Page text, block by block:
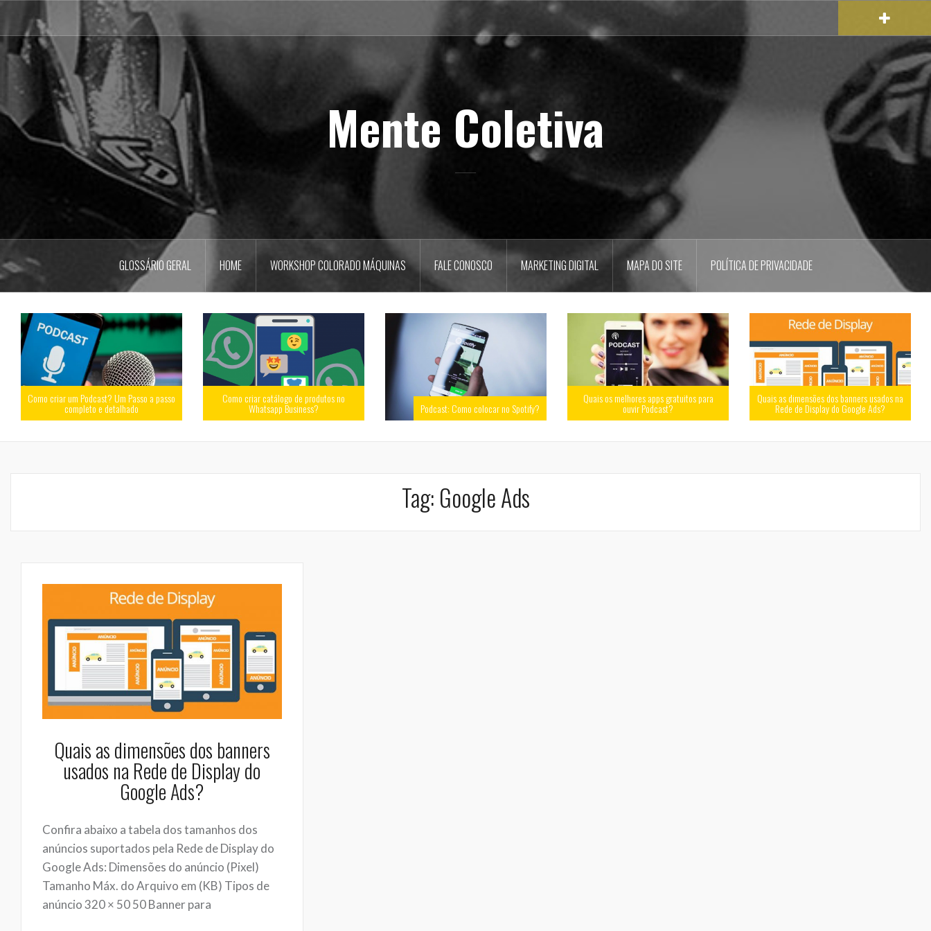
o
conteúdo
Mente Coletiva
GLOSSÁRIO GERAL HOME WORKSHOP COLORADO MÁQUINAS FALE CONOSCO MARKETING DIGITAL MAPA DO SITE POLÍTICA DE PRIVACIDADE
Como criar um Podcast? Um Passo a passo
completo e detalhado
Como criar catálogo de produtos no
Whatsapp Business? Podcast: Como colocar no Spotify?
Quais os melhores apps gratuitos para
ouvir Podcast?
Quais as dimensões dos banners usados na
Rede de Display do Google Ads?
Tag:Google Ads
Quais as dimensões dos banners
usados na Rede de Display do
Google Ads?
Confira abaixo a tabela dos tamanhos dos
anúncios suportados pela Rede de Display do
Google Ads: Dimensões do anúncio (Pixel)
Tamanho Máx. do Arquivo em (KB) Tipos de
anúncio 320 × 50 50 Banner para